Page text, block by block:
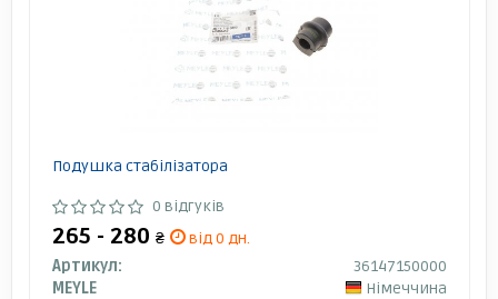
Подушка стабілізатора
0 відгуків
265 - 280 ₴
від 0 дн.
Артикул:
36147150000
MEYLE
Німеччина